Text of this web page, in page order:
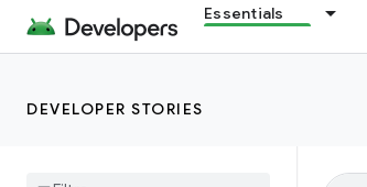
Essentials
DEVELOPER STORIES